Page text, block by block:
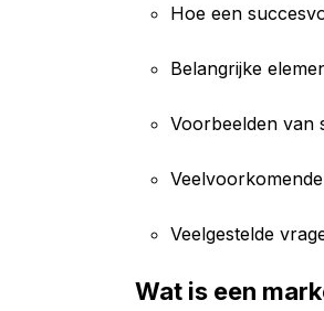
Hoe een
Belangrijke
Voorbeelden van
Veelgestelde
Wat is een